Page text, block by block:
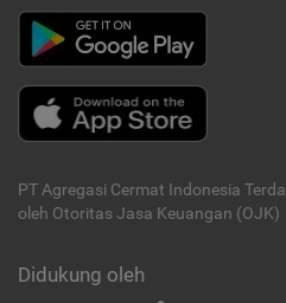
PT Agregasi Cermat Indonesia
oleh Otoritas Jasa Keuangan (OJK)
Didukung oleh